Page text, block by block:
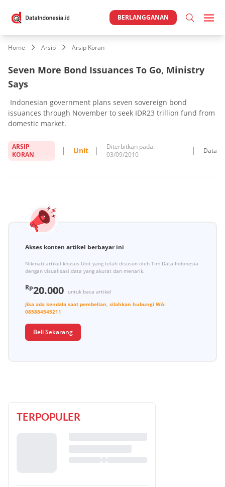
BERLANGGANAN
Home Arsip Arsip Koran
Seven More Bond Issuances To Go, Ministry
Says
Indonesian government plans seven sovereign bond
issuances through November to seek IDR23 trillion fund from
domestic market.
ARSIP
KORAN
Unit
Diterbitkan pada:
03/09/2010
Data
Akses konten artikel berbayar ini
Nikmati artikel khusus Unit yang telah disusun oleh Tim Data Indonesia
dengan visualisasi data yang akurat dan menarik.
Rp20.000
untuk baca artikel
Jika ada kendala saat pembelian, silahkan hubungi WA:
085884545211
Beli Sekarang
TERPOPULER